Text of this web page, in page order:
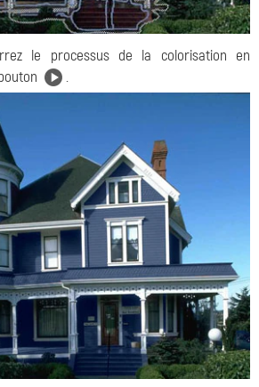
le processus de la colorisation en
.